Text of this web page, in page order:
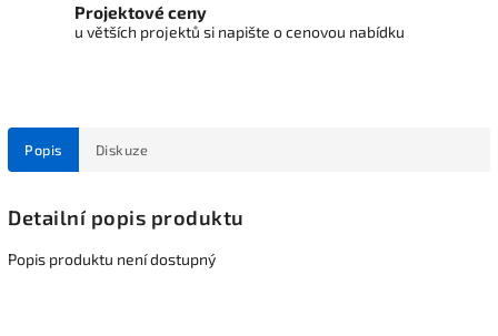
Projektové ceny
u větších projektů si napište o cenovou nabídku
Popis Diskuze
Detailní popis produktu
Popis produktu není dostupný